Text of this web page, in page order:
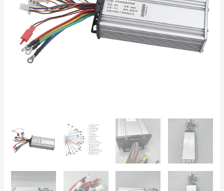
1500W-
Citycoco
Harley
antal